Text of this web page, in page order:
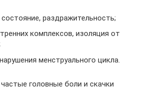
раздражительность;
комплексов, изоляция от
менструального цикла.
головные боли и скачки